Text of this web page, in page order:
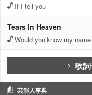
If I tell you
Tears In Heaven
Would you know my name
歌
芸能人事典